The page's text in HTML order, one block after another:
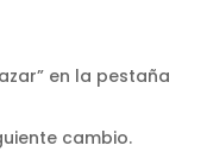
en la pestaña
cambio.